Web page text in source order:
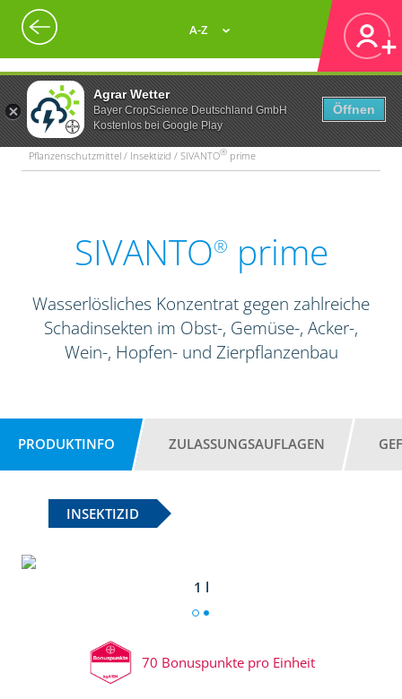
Agrar Wetter
Bayer CropScience Deutschland GmbH
Kostenlos bei Google Play
Öffnen
A-Z
Pflanzenschutzmittel / Insektizid / SIVANTO® prime
SIVANTO® prime
Wasserlösliches Konzentrat gegen zahlreiche
Schadinsekten im Obst-, Gemüse-, Acker-,
Wein-, Hopfen- und Zierpflanzenbau
PRODUKTINFO ZULASSUNGSAUFLAGEN
INSEKTIZID
1 l
70 Bonuspunkte pro Einheit